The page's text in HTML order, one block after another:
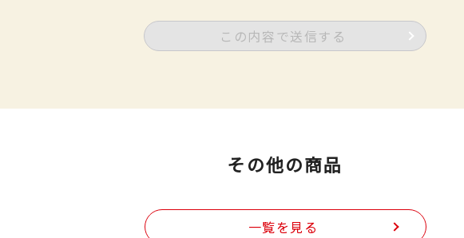
この内容で送信する
その他の商品
一覧を見る